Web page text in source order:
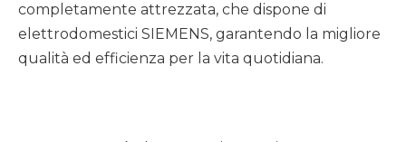
completamente attrezzata, che dispone di
elettrodomestici SIEMENS, garantendo la migliore
qualità ed efficienza per la vita quotidiana.